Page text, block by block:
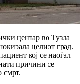
центар во Тузла
целиот град.
кој се наоѓал
причини се
смрт.